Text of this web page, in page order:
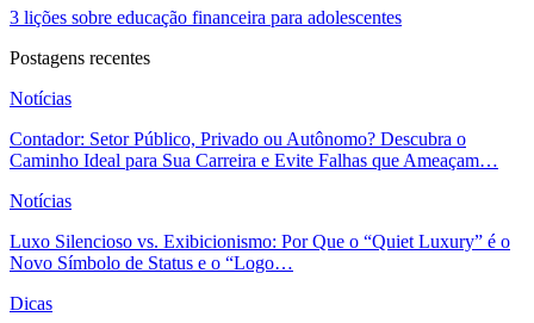
3 lições sobre educação financeira para adolescentes
Postagens recentes
Notícias
Contador: Setor Público, Privado ou Autônomo? Descubra o
Caminho Ideal para Sua Carreira e Evite Falhas que Ameaçam…
Notícias
Luxo Silencioso vs. Exibicionismo: Por Que o “Quiet Luxury” é o
Novo Símbolo de Status e o “Logo…
Dicas